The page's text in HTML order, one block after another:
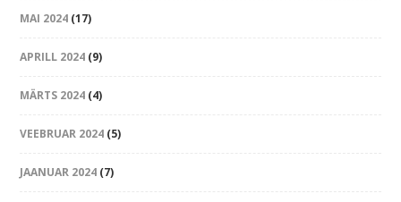
MAI 2024 (17)
APRILL 2024 (9)
MÄRTS 2024 (4)
VEEBRUAR 2024 (5)
JAANUAR 2024 (7)